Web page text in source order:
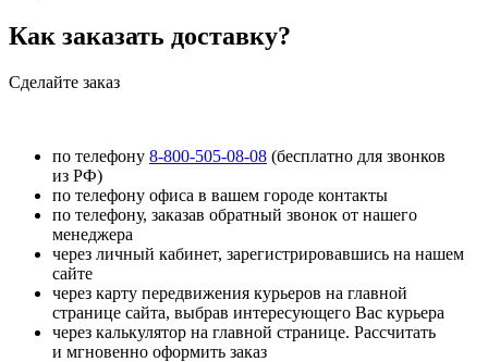
Как заказать доставку?
Сделайте заказ
по телефону 8-800-505-08-08 (бесплатно для звонков
из РФ)
по телефону офиса в вашем городе контакты
по телефону, заказав обратный звонок от нашего
менеджера
через личный кабинет, зарегистрировавшись на нашем
сайте
через карту передвижения курьеров на главной
странице сайта, выбрав интересующего Вас курьера
через калькулятор на главной странице. Рассчитать
и мгновенно оформить заказ